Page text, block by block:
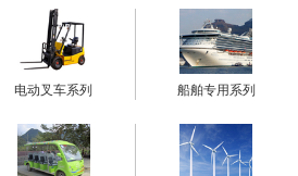
电动叉车系列 船舶专用系列